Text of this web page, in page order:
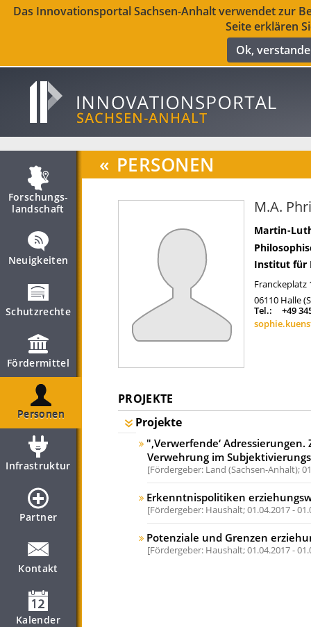
Das Innovationsportal Sachsen-Anhalt verwendet zur
Seite erklären
Ok,
Forschungs­
landschaft
Neuigkeiten
Schutzrechte
Fördermittel
Personen
Infrastruktur
Partner
Kontakt
Kalender
« PERSONEN
M.A.
Martin-
Institut für
Franckeplatz
06110 Halle
Tel.:
+49
PROJEKTE
Projekte
"‚Verwerfende‘
Verwehrung im
Fördergeber: Land (Sachsen-Anhalt);
Erkenntnispolitiken
Fördergeber: Haushalt;01.04.2017 -
Potenziale und Grenzen
Fördergeber: Haushalt;01.04.2017 -